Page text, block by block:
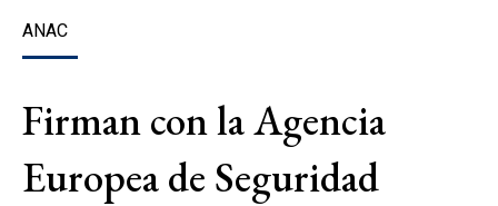
ANAC
Firman con la Agencia
Europea de Seguridad